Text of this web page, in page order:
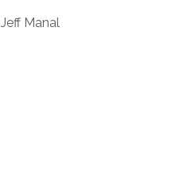
Jeff Manal